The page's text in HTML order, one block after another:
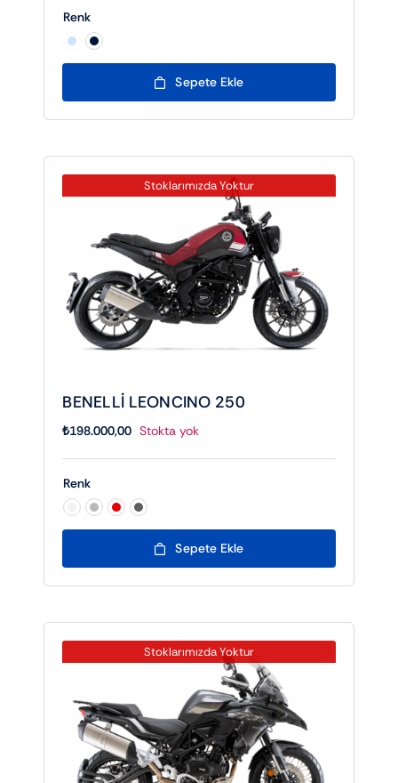
Renk
Sepete Ekle
Stoklarımızda Yoktur
BENELLİ LEONCINO 250
₺198.000,00 Stokta yok
Renk
Sepete Ekle
Stoklarımızda Yoktur